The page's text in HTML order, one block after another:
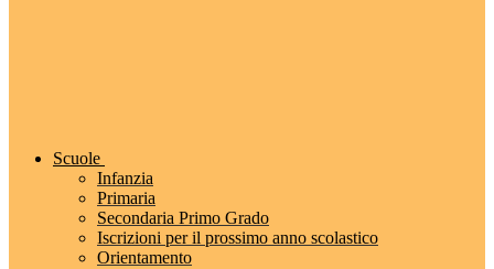
Scuole
Infanzia
Primaria
Secondaria Primo Grado
Iscrizioni per il prossimo anno scolastico
Orientamento